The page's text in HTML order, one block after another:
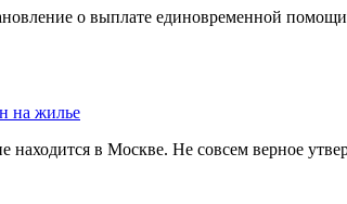
о выплате единовременной
на жилье
в Москве. Не совсем верное